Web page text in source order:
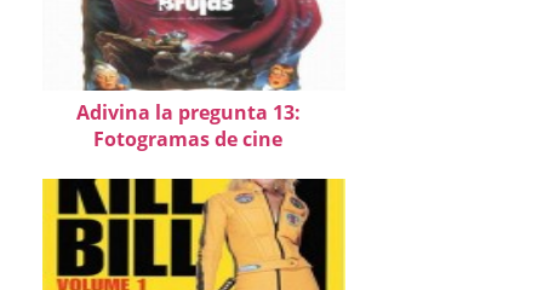
Adivina la pregunta 13:
Fotogramas de cine